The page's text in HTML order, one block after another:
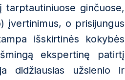
ginčuose,
įvertinimus, o prisijungus
išskirtinės kokybės
ekspertinę patirtį
didžiausias užsienio ir